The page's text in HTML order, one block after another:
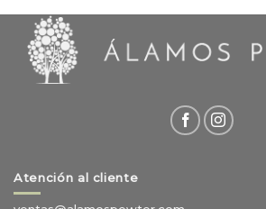
Atención al cliente